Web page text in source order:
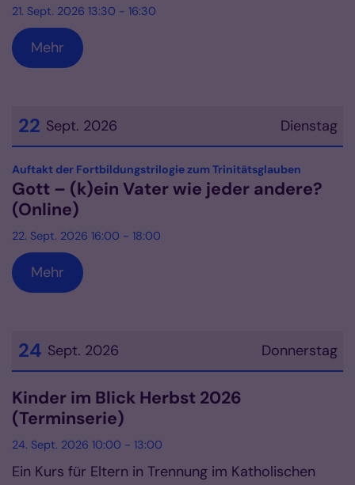
21. Sept. 2026 13:30 - 16:30
Mehr
Dienstag
22 Sept. 2026
Datum: 22. September 2026
Auftakt der Fortbildungstrilogie zum Trinitätsglauben
Gott – (k)ein Vater wie jeder andere?
(Online)
22. Sept. 2026 16:00 - 18:00
Mehr
Donnerstag
24 Sept. 2026
Datum: 24. September 2026
Kinder im Blick Herbst 2026
(Terminserie)
24. Sept. 2026 10:00 - 13:00
Ein Kurs für Eltern in Trennung im Katholischen